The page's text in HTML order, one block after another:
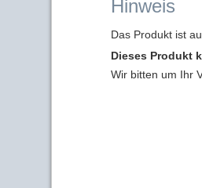
Hinweis
Das Produkt ist
Dieses Produkt
Wir bitten um Ihr